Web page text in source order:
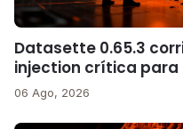
Datasette 0.65.3
injection crítica
06 Ago, 2026